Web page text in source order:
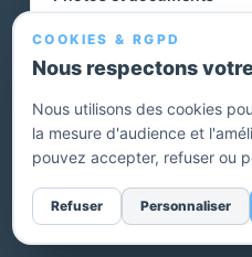
Vous pouvez joindre plusieurs
Envoyer ma
Sans engagement. Un
votre
COOKIES & RGPD
Nous respectons
Nous utilisons des cookies
la mesure d'audience et
pouvez accepter, refuser ou
Refuser Personnaliser